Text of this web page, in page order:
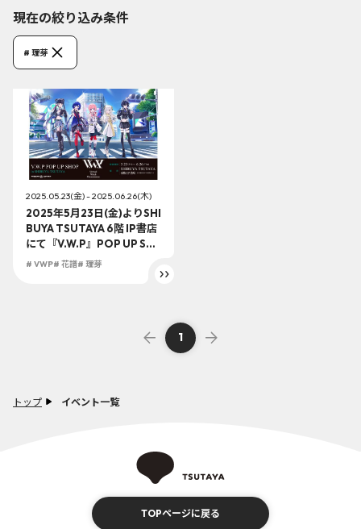
トップ イベント一覧
現在の絞り込み条件
# 理芽
2025.05.23(金) - 2025.06.26(木)
2025年5月23日(金)よりSHI
BUYA TSUTAYA 6階 IP書店
にて『V.W.P』POP UP SH
OP in SHIBUYA TSUTAYA
# VWP# 花譜# 理芽
1
TOPページに戻る